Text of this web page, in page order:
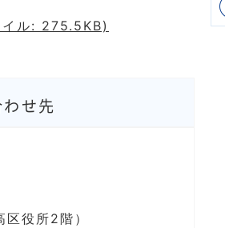
イル: 275.5KB)
せ先
役所2階）